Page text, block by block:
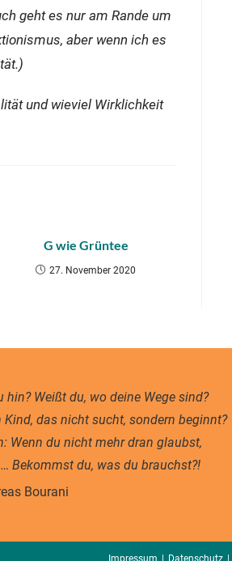
geht es nur am Rande um
aber wenn ich es
und wieviel Wirklichkeit
G wie Grüntee
27. November 2020
Weißt du, wo deine Wege sind?
das nicht sucht, sondern beginnt?
Wenn du nicht mehr dran glaubst,
Bekommst du, was du brauchst?!
Bourani
Impressum Datenschutz